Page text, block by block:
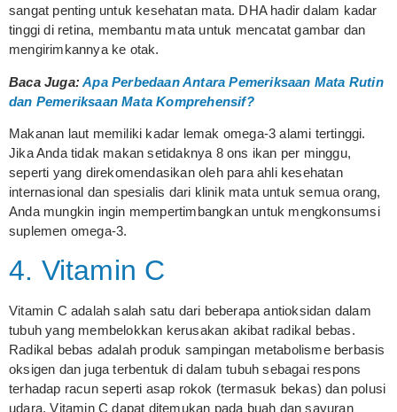
sangat penting untuk kesehatan mata. DHA hadir dalam kadar
tinggi di retina, membantu mata untuk mencatat gambar dan
mengirimkannya ke otak.
Baca Juga:Apa Perbedaan Antara Pemeriksaan Mata Rutin
dan Pemeriksaan Mata Komprehensif?
Makanan laut memiliki kadar lemak omega-3 alami tertinggi.
Jika Anda tidak makan setidaknya 8 ons ikan per minggu,
seperti yang direkomendasikan oleh para ahli kesehatan
internasional dan spesialis dari klinik mata untuk semua orang,
Anda mungkin ingin mempertimbangkan untuk mengkonsumsi
suplemen omega-3.
4. Vitamin C
Vitamin C adalah salah satu dari beberapa antioksidan dalam
tubuh yang membelokkan kerusakan akibat radikal bebas.
Radikal bebas adalah produk sampingan metabolisme berbasis
oksigen dan juga terbentuk di dalam tubuh sebagai respons
terhadap racun seperti asap rokok (termasuk bekas) dan polusi
udara. Vitamin C dapat ditemukan pada buah dan sayuran